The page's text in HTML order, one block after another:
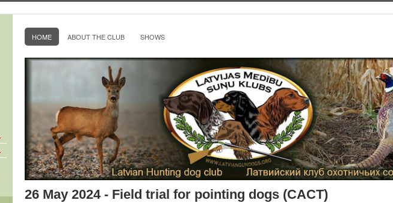
HOME ABOUT THE CLUB SHOWS
26 May 2024 - Field trial for pointing dogs (CACT)